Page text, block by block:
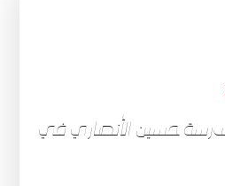
حسين الأنصاري في